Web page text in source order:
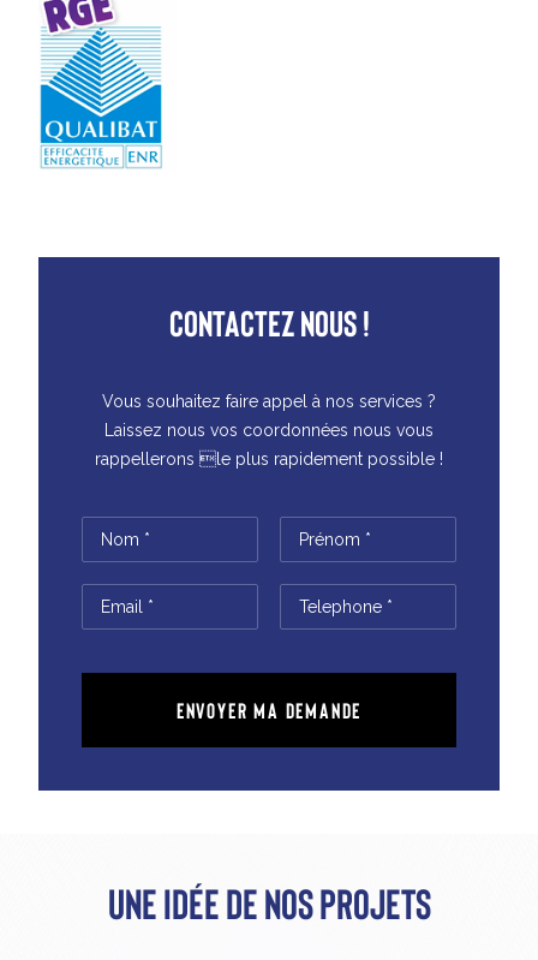
CONTACTEZ NOUS !
Vous souhaitez faire appel à nos services ?
Laissez nous vos coordonnées nous vous
rappellerons le plus rapidement possible !
Une idée de nos projets